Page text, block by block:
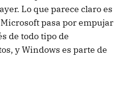
Lo que parece claro es
pasa por empujar
de todo tipo de
y Windows es parte de